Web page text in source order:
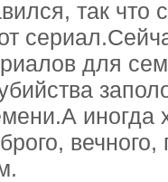
так что
для
иногда
вечного,